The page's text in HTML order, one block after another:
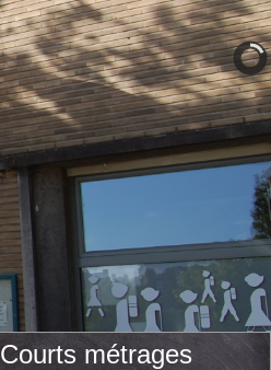
Courts métrages